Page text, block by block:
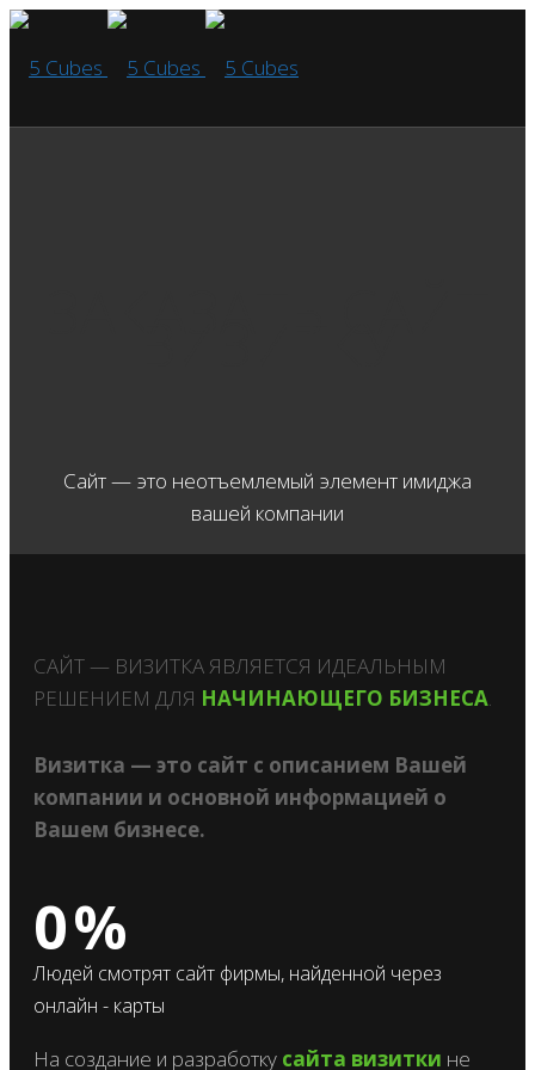
Сайт — это неотъемлемый элемент имиджа
вашей компании
САЙТ — ВИЗИТКА ЯВЛЯЕТСЯ ИДЕАЛЬНЫМ
РЕШЕНИЕМ ДЛЯ НАЧИНАЮЩЕГО БИЗНЕСА.
Визитка — это сайт с описанием Вашей
компании и основной информацией о
Вашем бизнесе.
0%
Людей смотрят сайт фирмы, найденной через
онлайн - карты
На создание и разработку сайта визитки не